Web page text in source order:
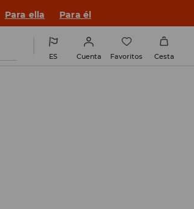
Para ella Para él
ES Cuenta Favoritos Cesta